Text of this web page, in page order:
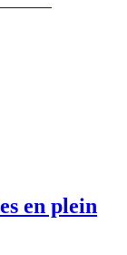
en plein